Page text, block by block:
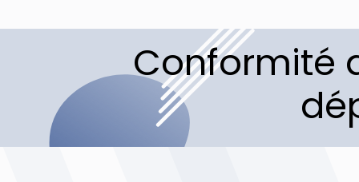
Conformité